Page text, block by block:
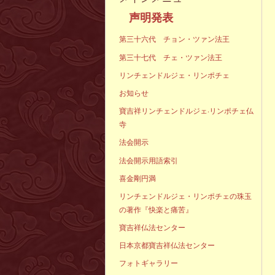
第三十六代 チョン・ツァン法王
第三十七代 チェ・ツァン法王
リンチェンドルジェ・リンポチェ
お知らせ
寶吉祥リンチェンドルジェ·リンポチェ仏
寺
法会開示
法会開示用語索引
喜金剛円満
リンチェンドルジェ・リンポチェの珠玉
の著作『快楽と痛苦』
寶吉祥仏法センター
日本京都寶吉祥仏法センター
フォトギャラリー